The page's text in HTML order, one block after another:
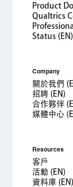
公司*
職稱*
商用電子郵件地
國家/地區*
Privacy
Optin
提供此類資訊，
理您的個人資料。
提交
Product
Qualtrics
Status (EN)
Company
關於我們
招聘 (EN)
合作夥伴
媒體中心
Resources
客戶
活動 (EN)
資料庫 (EN)